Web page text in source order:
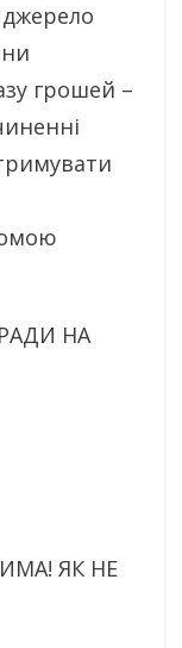
грошей –
НА
ЯК НЕ